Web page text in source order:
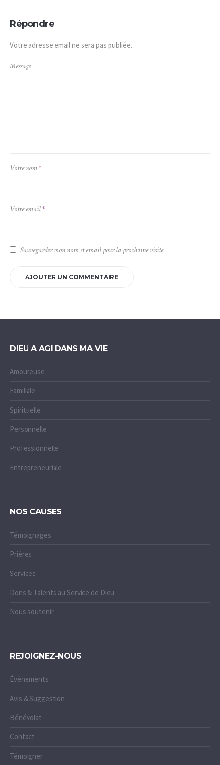
Répondre
Votre adresse email ne sera pas publiée.
Message
Votre nom*
Votre email*
Sauvegarder mon nom et email pour la prochaine visite
DIEU A AGI DANS MA VIE
Amoureuse
Familiale
Spirituelle
Personnelle
Professionnelle
Entrepreneuriale
NOS CAUSES
Témoignages
Prières
Services
Dons & Talents au Service de Dieu
Nous soutenir
REJOIGNEZ-NOUS
Évènements
Avis & Suggestion
Bénévolat
Contact
Témoigner